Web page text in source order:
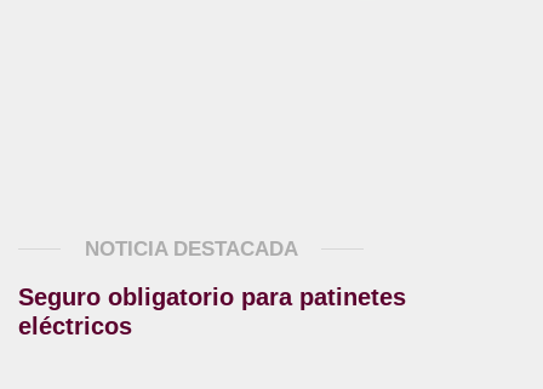
NOTICIA DESTACADA
Seguro obligatorio para patinetes
eléctricos